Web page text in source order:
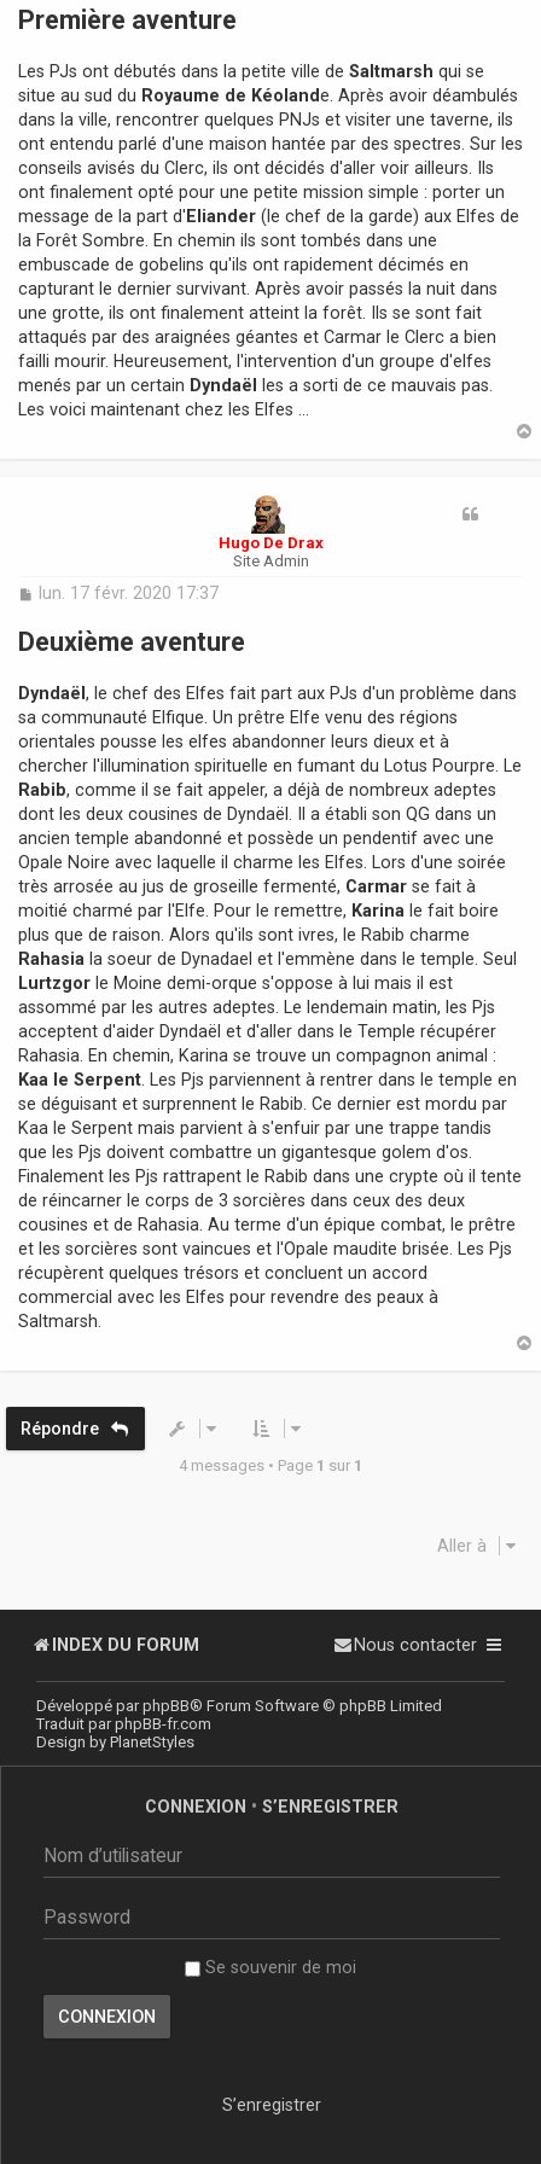
s
s
g
e
Première aventure
Les PJs ont débutés dans la petite ville de Saltmarsh qui se
situe au sud du Royaume de Kéolande. Après avoir déambulés
dans la ville, rencontrer quelques PNJs et visiter une taverne, ils
ont entendu parlé d'une maison hantée par des spectres. Sur les
conseils avisés du Clerc, ils ont décidés d'aller voir ailleurs. Ils
ont finalement opté pour une petite mission simple : porter un
message de la part d' Eliander (le chef de la garde) aux Elfes de
la Forêt Sombre. En chemin ils sont tombés dans une
embuscade de gobelins qu'ils ont rapidement décimés en
capturant le dernier survivant. Après avoir passés la nuit dans
une grotte, ils ont finalement atteint la forêt. Ils se sont fait
attaqués par des araignées géantes et Carmar le Clerc a bien
failli mourir. Heureusement, l'intervention d'un groupe d'elfes
menés par un certain Dyndaël
les a sorti de ce mauvais pas.
Les voici maintenant chez les Elfes ...
Hugo De Drax
Site Admin
M
s
s
g
e
lun. 17 févr. 2020 17:37
Deuxième aventure
Dyndaël , le chef des Elfes fait part aux PJs d'un problème dans
sa communauté Elfique. Un prêtre Elfe venu des régions
orientales pousse les elfes abandonner leurs dieux et à
chercher l'illumination spirituelle en fumant du Lotus Pourpre. Le
Rabib, comme il se fait appeler, a déjà de nombreux adeptes
dont les deux cousines de Dyndaël. Il a établi son QG dans un
ancien temple abandonné et possède un pendentif avec une
Opale Noire avec laquelle il charme les Elfes. Lors d'une soirée
très arrosée au jus de groseille fermenté, Carmar se fait à
moitié charmé par l'Elfe. Pour le remettre, Karina le fait boire
plus que de raison. Alors qu'ils sont ivres, le Rabib charme
Rahasia la soeur de Dynadael et l'emmène dans le temple. Seul
Lurtzgor le Moine demi-orque s'oppose à lui mais il est
assommé par les autres adeptes. Le lendemain matin, les Pjs
acceptent d'aider Dyndaël et d'aller dans le Temple récupérer
Rahasia. En chemin, Karina se trouve un compagnon animal :
Kaa le Serpent . Les Pjs parviennent à rentrer dans le temple en
se déguisant et surprennent le Rabib. Ce dernier est mordu par
Kaa le Serpent mais parvient à s'enfuir par une trappe tandis
que les Pjs doivent combattre un gigantesque golem d'os.
Finalement les Pjs rattrapent le Rabib dans une crypte où il tente
de réincarner le corps de 3 sorcières dans ceux des deux
cousines et de Rahasia. Au terme d'un épique combat, le prêtre
et les sorcières sont vaincues et l'Opale maudite brisée. Les Pjs
récupèrent quelques trésors et concluent un accord
commercial avec les Elfes pour revendre des peaux à
Saltmarsh.
Répondre
4 messages • Page 1 sur 1
Aller à
INDEX DU FORUM Nous contacter
Développé parphpBB® Forum Software © phpBB Limited
Traduit parphpBB-fr.com
Design by PlanetStyles
CONNEXION • S’ENREGISTRER
Se souvenir de moi
S’enregistrer